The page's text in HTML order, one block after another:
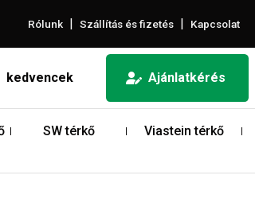
Rólunk | Szállítás és fizetés | Kapcsolat
kedvencek Ajánlatkérés
SW térkő Viastein térkő